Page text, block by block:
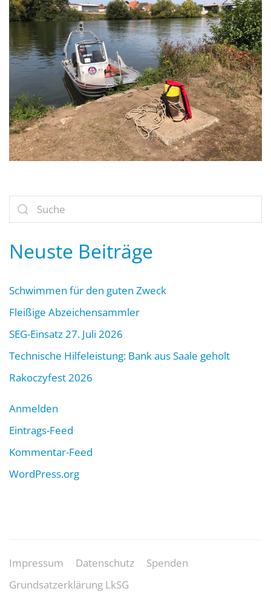
Neuste Beiträge
Schwimmen für den guten Zweck
Fleißige Abzeichensammler
SEG-Einsatz 27. Juli 2026
Technische Hilfeleistung: Bank aus Saale geholt
Rakoczyfest 2026
Anmelden
Eintrags-Feed
Kommentar-Feed
WordPress.org
Impressum Datenschutz
Spenden
Grundsatzerklärung LkSG